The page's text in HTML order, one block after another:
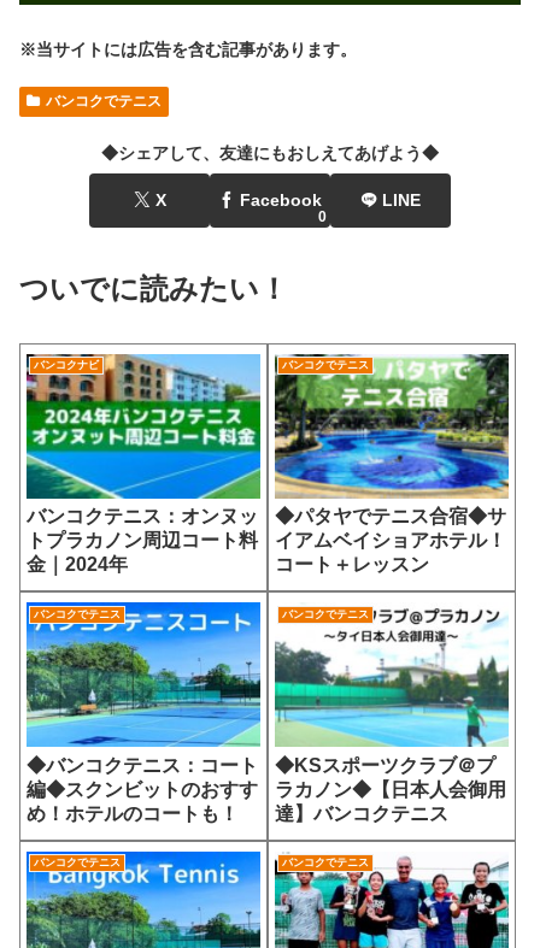
※当サイトには広告を含む記事があります。
バンコクでテニス
◆シェアして、友達にもおしえてあげよう◆
X Facebook
0
LINE
ついでに読みたい！
バンコクナビ
バンコクテニス：オンヌッ
トプラカノン周辺コート料
金｜2024年
バンコクでテニス
◆パタヤでテニス合宿◆サ
イアムベイショアホテル！
コート＋レッスン
バンコクでテニス
◆バンコクテニス：コート
編◆スクンビットのおすす
め！ホテルのコートも！
バンコクでテニス
◆KSスポーツクラブ＠プ
ラカノン◆【日本人会御用
達】バンコクテニス
バンコクでテニス バンコクでテニス